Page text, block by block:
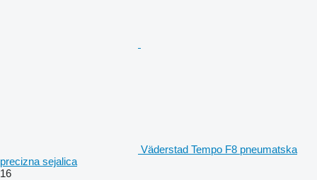
Väderstad Tempo F8 pneumatska
precizna sejalica
16